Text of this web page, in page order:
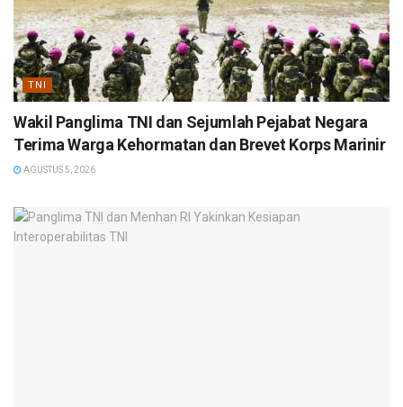
TNI
Wakil Panglima TNI dan Sejumlah Pejabat Negara
Terima Warga Kehormatan dan Brevet Korps Marinir
AGUSTUS 5, 2026